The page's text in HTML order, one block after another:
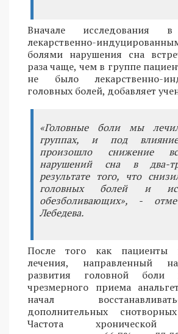
Вначале исследования
лекарственно-
болями нарушения сна
раза чаще, чем в группе
не было лекарственно-
головных болей, добавляет
«Головные боли мы
группах, и под
произошло снижение
нарушений сна в два-
результате того, что
головных болей и
обезболивающих», -
Лебедева.
После того как пациенты
лечения, направленный
развития головной
чрезмерного приема
начал
дополнительных
Частота хронической